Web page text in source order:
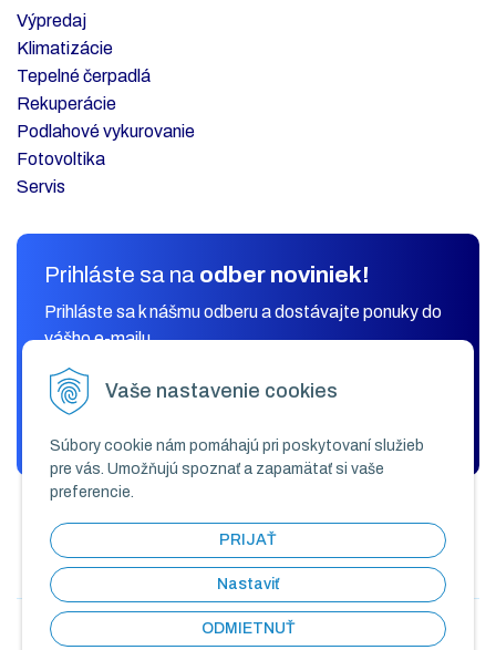
Vaše nastavenie cookies
Súbory cookie nám pomáhajú pri poskytovaní služieb
pre vás. Umožňujú spoznať a zapamätať si vaše
preferencie.
PRIJAŤ
Nastaviť
ODMIETNUŤ
Výpredaj
Klimatizácie
Tepelné čerpadlá
Rekuperácie
Podlahové vykurovanie
Fotovoltika
Servis
Prihláste sa na odber noviniek!
Prihláste sa k nášmu odberu a dostávajte ponuky do
vášho e-mailu.